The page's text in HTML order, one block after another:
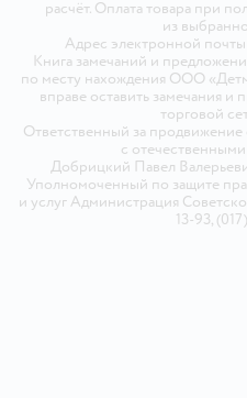
расчёт. Оплата товара при
из
Адрес электронной
Книга замечаний и
по месту нахождения ООО
вправе оставить замечания
торговой
Ответственный за продвижение
с
Добрицкий Павел
Уполномоченный по защите
и услуг Администрация
13-93,